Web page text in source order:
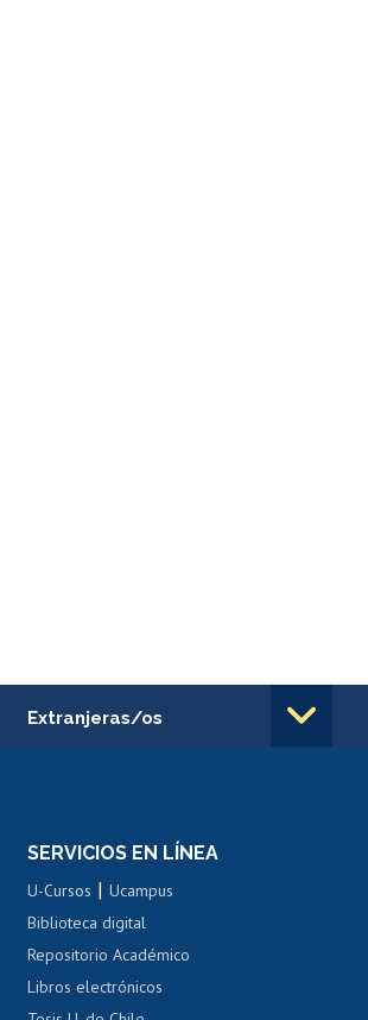
Extranjeras/os
Cursos de español
SERVICIOS EN LÍNEA
U-Cursos |Ucampus
Biblioteca digital
Repositorio Académico
Libros electrónicos